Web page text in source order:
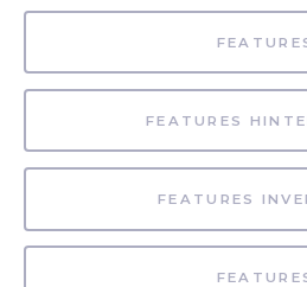
FEATURES
FEATURES